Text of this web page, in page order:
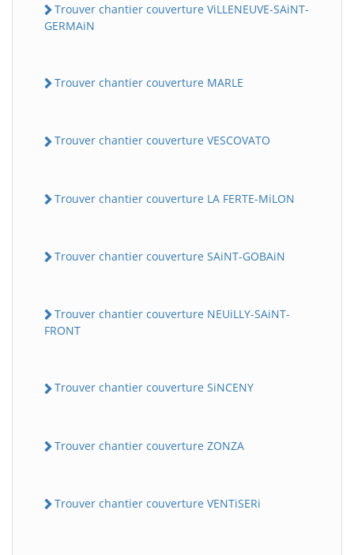
Trouver chantier couverture ViLLENEUVE-SAiNT-
GERMAiN
Trouver chantier couverture MARLE
Trouver chantier couverture VESCOVATO
Trouver chantier couverture LA FERTE-MiLON
Trouver chantier couverture SAiNT-GOBAiN
Trouver chantier couverture NEUiLLY-SAiNT-
FRONT
Trouver chantier couverture SiNCENY
Trouver chantier couverture ZONZA
Trouver chantier couverture VENTiSERi